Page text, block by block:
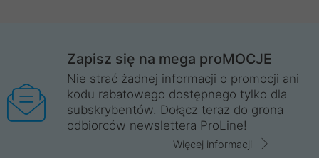
Zapisz się na mega proMOCJE
Nie strać żadnej informacji o promocji ani
kodu rabatowego dostępnego tylko dla
subskrybentów. Dołącz teraz do grona
odbiorców newslettera ProLine!
Więcej informacji